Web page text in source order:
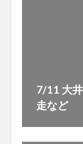
7/11 大
走など